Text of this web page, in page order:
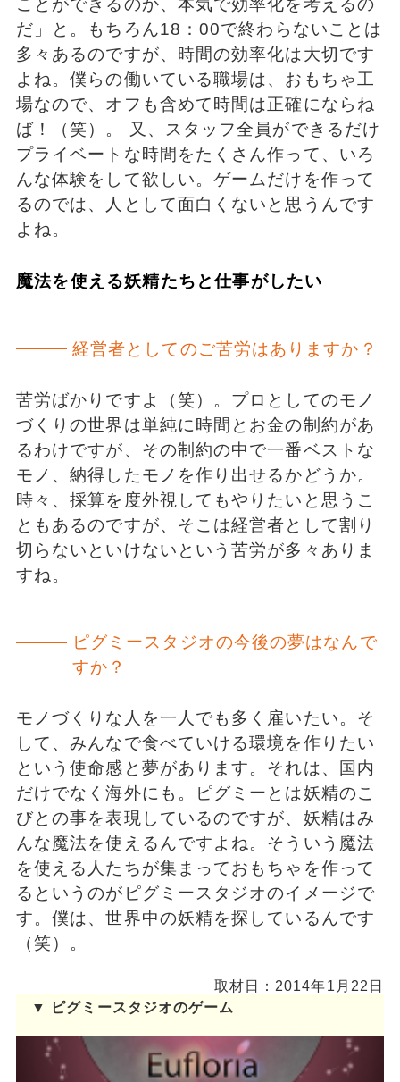
ことができるのか、本気で効率化を考えるの
だ」と。もちろん18：00で終わらないことは
多々あるのですが、時間の効率化は大切です
よね。僕らの働いている職場は、おもちゃ工
場なので、オフも含めて時間は正確にならね
ば！（笑）。 又、スタッフ全員ができるだけ
プライベートな時間をたくさん作って、いろ
んな体験をして欲しい。ゲームだけを作って
るのでは、人として面白くないと思うんです
よね。
魔法を使える妖精たちと仕事がしたい
経営者としてのご苦労はありますか？
苦労ばかりですよ（笑）。プロとしてのモノ
づくりの世界は単純に時間とお金の制約があ
るわけですが、その制約の中で一番ベストな
モノ、納得したモノを作り出せるかどうか。
時々、採算を度外視してもやりたいと思うこ
ともあるのですが、そこは経営者として割り
切らないといけないという苦労が多々ありま
すね。
ピグミースタジオの今後の夢はなんで
すか？
モノづくりな人を一人でも多く雇いたい。そ
して、みんなで食べていける環境を作りたい
という使命感と夢があります。それは、国内
だけでなく海外にも。ピグミーとは妖精のこ
びとの事を表現しているのですが、妖精はみ
んな魔法を使えるんですよね。そういう魔法
を使える人たちが集まっておもちゃを作って
るというのがピグミースタジオのイメージで
す。僕は、世界中の妖精を探しているんです
（笑）。
取材日：2014年1月22日
▼ ピグミースタジオのゲーム